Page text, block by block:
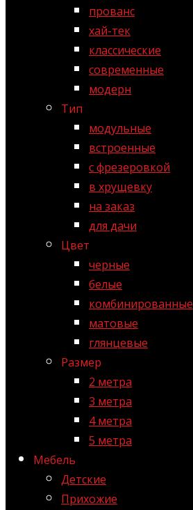
прованс
хай-тек
классические
современные
модерн
Тип
модульные
встроенные
с фрезеровкой
в хрущевку
на заказ
для дачи
Цвет
черные
белые
комбинированные
матовые
глянцевые
Размер
2 метра
3 метра
4 метра
5 метра
Мебель
Детские
Прихожие